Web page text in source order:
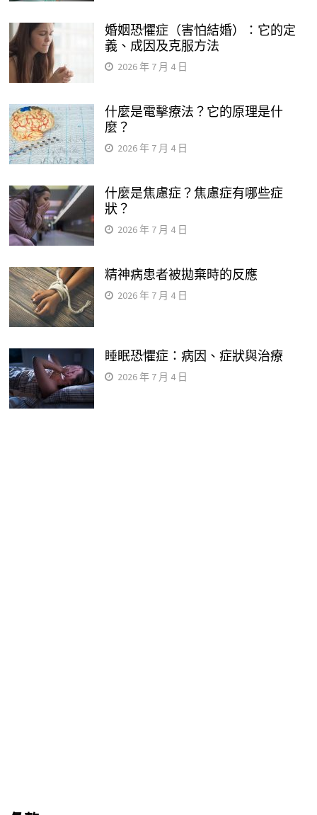
婚姻恐懼症（害怕結婚）：它的定
義、成因及克服方法
2026 年 7 月 4 日
什麼是電擊療法？它的原理是什
麼？
2026 年 7 月 4 日
什麼是焦慮症？焦慮症有哪些症
狀？
2026 年 7 月 4 日
精神病患者被拋棄時的反應
2026 年 7 月 4 日
睡眠恐懼症：病因、症狀與治療
2026 年 7 月 4 日